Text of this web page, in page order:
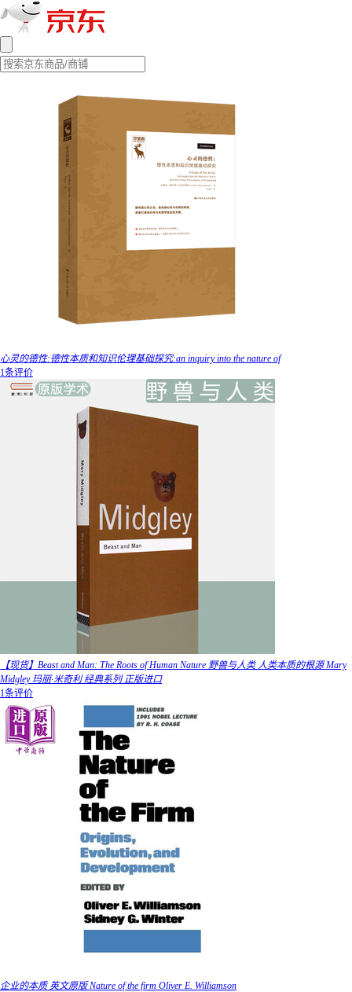
心灵的德性:德性本质和知识伦理基础探究:an inquiry into the nature of
1条评价
【现货】Beast and Man: The Roots of Human Nature 野兽与人类 人类本质的根源 Mary
Midgley 玛丽·米奇利 经典系列 正版进口
1条评价
企业的本质 英文原版 Nature of the firm Oliver E. Williamson